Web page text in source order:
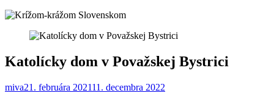
Katolícky dom v Považskej Bystrici
miva21. februára 202111. decembra 2022